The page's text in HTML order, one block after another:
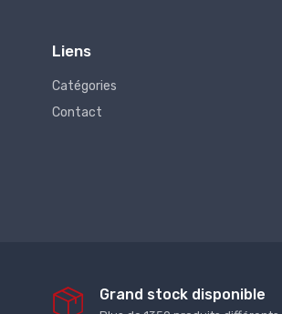
Liens
Catégories
Contact
Grand stock disponible